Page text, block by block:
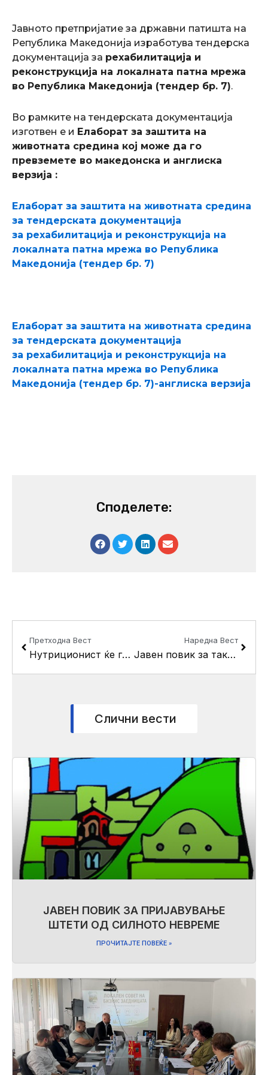
Јавното претпријатие за државни патишта на
Република Македонија изработува тендерска
документација за рехабилитација и
реконструкција на локалната патна мрежа
во Република Македонија (тендер бр. 7).
Во рамките на тендерската документација
изготвен е и Елаборат за заштита на
животната средина кој може да го
превземете во македонска и англиска
верзија :
Елаборат за заштита на животната средина
за тендерската документација
за рехабилитација и реконструкција на
локалната патна мрежа во Република
Македонија (тендер бр. 7)
Елаборат за заштита на животната средина
за тендерската документација
за рехабилитација и реконструкција на
локалната патна мрежа во Република
Македонија (тендер бр. 7)-англиска верзија
Споделете:
Претходна Вест
Нутриционист ќе ги изготвува менијата за основците од општина Кисела Вода
Наредна Вест
Јавен повик за такси возачи за посетување на обука за изучување на англиски јазик
Слични вести
ЈАВЕН ПОВИК ЗА ПРИЈАВУВАЊЕ
ШТЕТИ ОД СИЛНОТО НЕВРЕМЕ
ПРОЧИТАЈТЕ ПОВЕЌЕ »